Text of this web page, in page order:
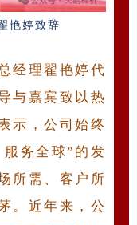
艳婷致辞
经理翟艳婷代
与嘉宾致以热
示，公司始终
务全球”的发
所需、客户所
。近年来，公